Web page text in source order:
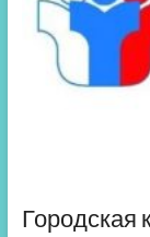
Городская